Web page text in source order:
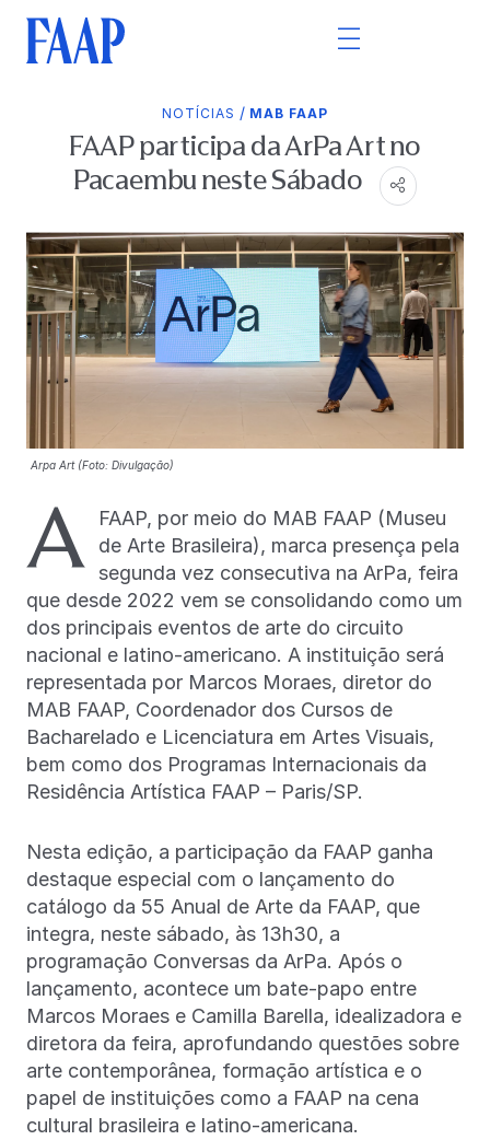
NOTÍCIAS / MAB FAAP
FAAP participa da ArPa Art no
Pacaembu neste Sábado
Arpa Art (Foto: Divulgação)
A
FAAP, por meio do MAB FAAP (Museu
de Arte Brasileira), marca presença pela
segunda vez consecutiva na ArPa, feira
que desde 2022 vem se consolidando como um
dos principais eventos de arte do circuito
nacional e latino-americano. A instituição será
representada por Marcos Moraes, diretor do
MAB FAAP, Coordenador dos Cursos de
Bacharelado e Licenciatura em Artes Visuais,
bem como dos Programas Internacionais da
Residência Artística FAAP – Paris/SP.
Nesta edição, a participação da FAAP ganha
destaque especial com o lançamento do
catálogo da 55 Anual de Arte da FAAP, que
integra, neste sábado, às 13h30, a
programação Conversas da ArPa. Após o
lançamento, acontece um bate-papo entre
Marcos Moraes e Camilla Barella, idealizadora e
diretora da feira, aprofundando questões sobre
arte contemporânea, formação artística e o
papel de instituições como a FAAP na cena
cultural brasileira e latino-americana.